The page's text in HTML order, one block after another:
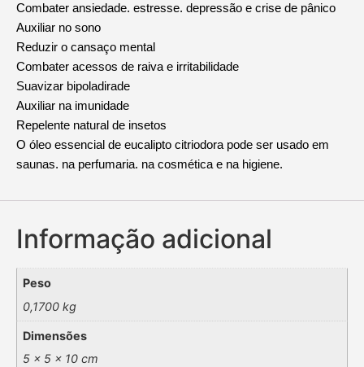
Combater ansiedade. estresse. depressão e crise de pânico
Auxiliar no sono
Reduzir o cansaço mental
Combater acessos de raiva e irritabilidade
Suavizar bipoladirade
Auxiliar na imunidade
Repelente natural de insetos
O óleo essencial de eucalipto citriodora pode ser usado em
saunas. na perfumaria. na cosmética e na higiene.
Informação adicional
Peso
0,1700 kg
Dimensões
5 × 5 × 10 cm